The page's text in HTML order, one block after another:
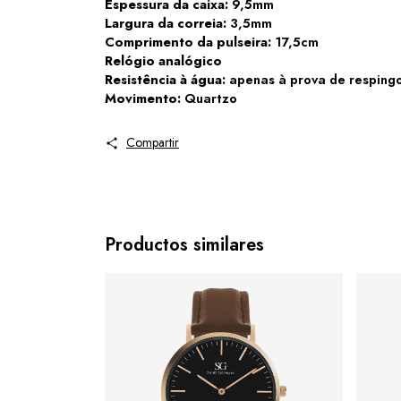
Largura da correia: 3,5mm
Comprimento da pulseira: 17,5cm
Relógio analógico
Resistência à água: apenas à prova de
Movimento: Quartzo
Compartir
Productos similares